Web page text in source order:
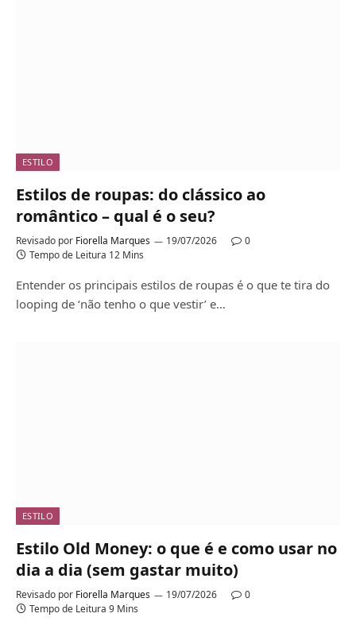
ESTILO
Estilos de roupas: do clássico ao
romântico – qual é o seu?
Revisado por Fiorella Marques 19/07/2026
0
Tempo de Leitura 12 Mins
Entender os principais estilos de roupas é o que te tira do
looping de ‘não tenho o que vestir’ e…
ESTILO
Estilo Old Money: o que é e como usar no
dia a dia (sem gastar muito)
Revisado por Fiorella Marques 19/07/2026
0
Tempo de Leitura 9 Mins